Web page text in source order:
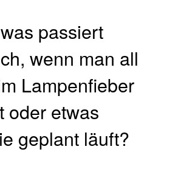
passiert
wenn man all
Lampenfieber
oder etwas
geplant läuft?